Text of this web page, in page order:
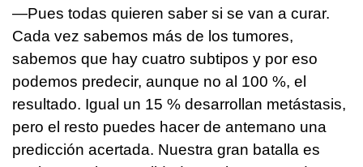
—Pues todas quieren saber si se van a curar.
Cada vez sabemos más de los tumores,
sabemos que hay cuatro subtipos y por eso
podemos predecir, aunque no al 100 %, el
resultado. Igual un 15 % desarrollan metástasis,
pero el resto puedes hacer de antemano una
predicción acertada. Nuestra gran batalla es